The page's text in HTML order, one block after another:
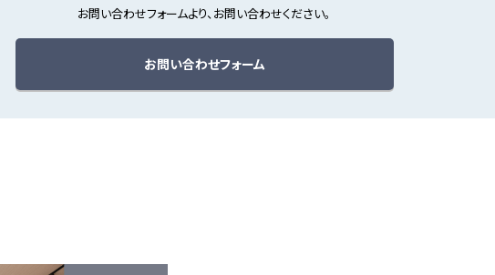
お問い合わせフォームより、お問い合わせください。
お問い合わせフォーム